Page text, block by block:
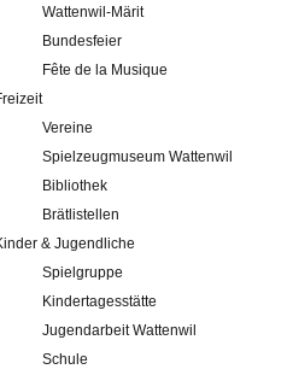
Wattenwil-Märit
Bundesfeier
Fête de la Musique
Vereine
Spielzeugmuseum Wattenwil
Bibliothek
Brätlistellen
& Jugendliche
Spielgruppe
Kindertagesstätte
Jugendarbeit Wattenwil
Schule